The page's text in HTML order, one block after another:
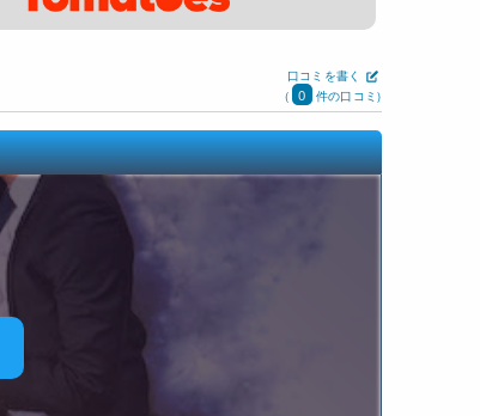
口コミを書く
(
0 件の口コミ)